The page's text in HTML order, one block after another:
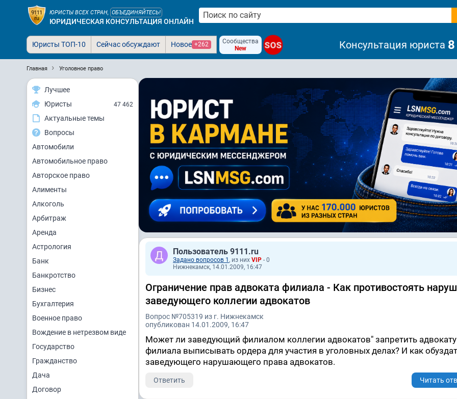
ЮРИСТЫ ВСЕХ СТРАН, ОБЪЕДИНЯЙТЕСЬ!
ЮРИДИЧЕСКАЯ КОНСУЛЬТАЦИЯ ОНЛАЙН
Юристы ТОП-10 Сейчас обсуждают Новое +262
Сообщества
New
SOS Консультация юриста
Главная Уголовное право
Лучшее
Юристы
47 462
Актуальные темы
Вопросы
Автомобили
Автомобильное право
Авторское право
Алименты
Алкоголь
Арбитраж
Аренда
Астрология
Банк
Банкротство
Бизнес
Бухгалтерия
Военное право
Вождение в нетрезвом виде
Государство
Гражданство
Дача
Договор
Пользователь 9111.ru
Задано вопросов 1 , из них VIP - 0
Нижнекамск, 14.01.2009, 16:47
Ограничение прав адвоката филиала - Как противостоять
заведующего коллегии адвокатов
Вопрос №705319 из г. Нижнекамск
опубликован 14.01.2009, 16:47
Может ли заведующий филиалом коллегии адвокатов" запретить адвокату
филиала выписывать ордера для участия в уголовных делах? И как
заведующего нарушающего права адвокатов.
Ответить Читать